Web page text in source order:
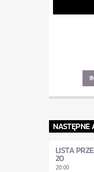
NASTĘPNE
LISTA
20
20:00